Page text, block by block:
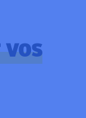
vos